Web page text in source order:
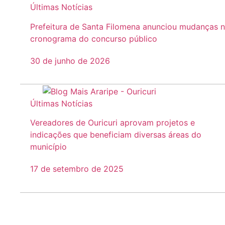
Últimas Notícias
Prefeitura de Santa Filomena anunciou mudanças
cronograma do concurso público
30 de junho de 2026
Últimas Notícias
Vereadores de Ouricuri aprovam projetos e
indicações que beneficiam diversas áreas do
município
17 de setembro de 2025